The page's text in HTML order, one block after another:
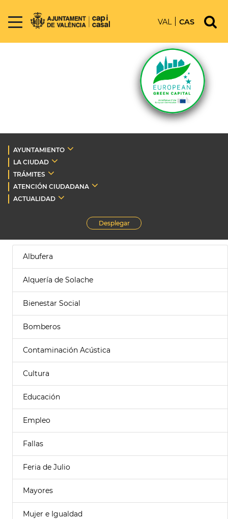
VAL CAS
AYUNTAMIENTO
LA CIUDAD
TRÁMITES
ATENCIÓN CIUDADANA
ACTUALIDAD
Desplegar
Albufera
Alquería de Solache
Bienestar Social
Bomberos
Contaminación Acústica
Cultura
Educación
Empleo
Fallas
Feria de Julio
Mayores
Mujer e Igualdad